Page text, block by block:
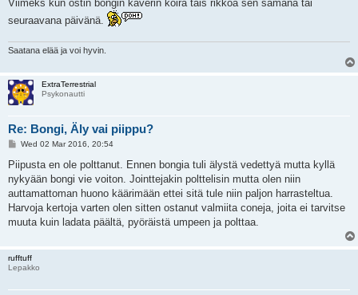
Viimeks kun ostin bongin kaverin koira tais rikkoa sen samana tai
seuraavana päivänä.
Saatana elää ja voi hyvin.
ExtraTerrestrial
Psykonautti
Re: Bongi, Äly vai piippu?
P
s
Wed 02 Mar 2016, 20:54
Piipusta en ole polttanut. Ennen bongia tuli älystä vedettyä mutta kyllä
nykyään bongi vie voiton. Jointtejakin polttelisin mutta olen niin
auttamattoman huono käärimään ettei sitä tule niin paljon harrasteltua.
Harvoja kertoja varten olen sitten ostanut valmiita coneja, joita ei tarvitse
muuta kuin ladata päältä, pyöräistä umpeen ja polttaa.
rufftuff
Lepakko